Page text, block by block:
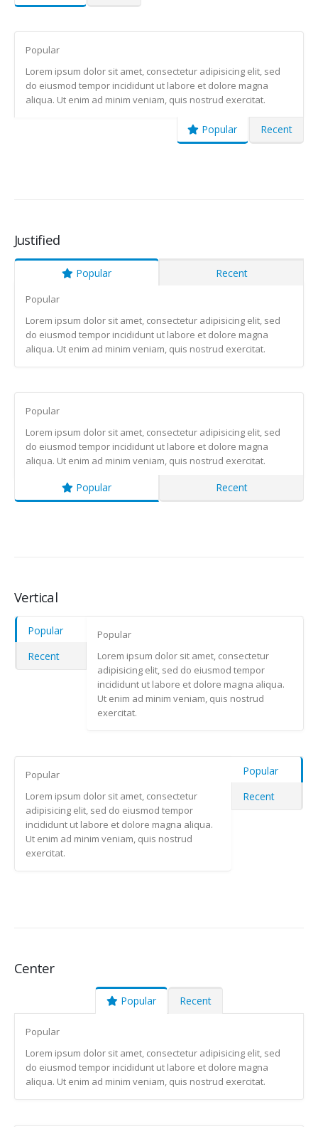
Popular
Lorem ipsum dolor sit amet, consectetur adipisicing elit, sed
do eiusmod tempor incididunt ut labore et dolore magna
aliqua. Ut enim ad minim veniam, quis nostrud exercitat.
Popular Recent
Justified
Popular Recent
Popular
Lorem ipsum dolor sit amet, consectetur adipisicing elit, sed
do eiusmod tempor incididunt ut labore et dolore magna
aliqua. Ut enim ad minim veniam, quis nostrud exercitat.
Popular
Lorem ipsum dolor sit amet, consectetur adipisicing elit, sed
do eiusmod tempor incididunt ut labore et dolore magna
aliqua. Ut enim ad minim veniam, quis nostrud exercitat.
Popular Recent
Vertical
Popular
Recent
Popular
Lorem ipsum dolor sit amet, consectetur
adipisicing elit, sed do eiusmod tempor
incididunt ut labore et dolore magna aliqua.
Ut enim ad minim veniam, quis nostrud
exercitat.
Popular
Lorem ipsum dolor sit amet, consectetur
adipisicing elit, sed do eiusmod tempor
incididunt ut labore et dolore magna aliqua.
Ut enim ad minim veniam, quis nostrud
exercitat.
Popular
Recent
Center
Popular Recent
Popular
Lorem ipsum dolor sit amet, consectetur adipisicing elit, sed
do eiusmod tempor incididunt ut labore et dolore magna
aliqua. Ut enim ad minim veniam, quis nostrud exercitat.